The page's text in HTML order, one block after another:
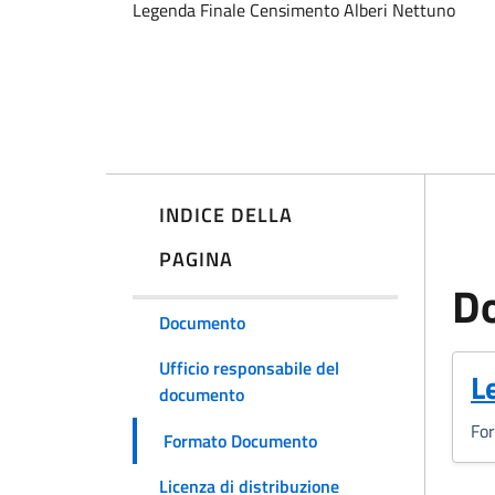
Legenda Finale Censimento Alberi Nettuno
INDICE DELLA
PAGINA
Documento
Ufficio responsabile del
documento
Formato Documento
Licenza di distribuzione